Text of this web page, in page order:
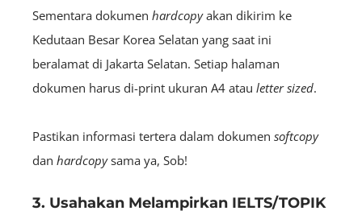
Sementara dokumen hardcopyakan dikirim ke
Kedutaan Besar Korea Selatan yang saat ini
beralamat di Jakarta Selatan. Setiap halaman
dokumen harus di-print ukuran A4 atau letter sized.
Pastikan informasi tertera dalam dokumen softcopy
dan hardcopysama ya, Sob!
3. Usahakan Melampirkan IELTS/TOPIK